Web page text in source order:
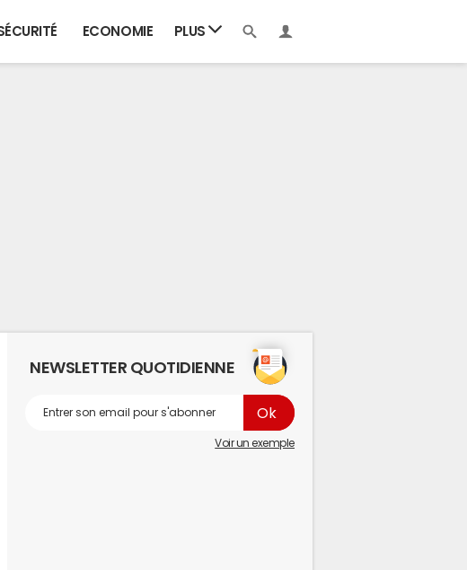
ECONOMIE PLUS
NEWSLETTER QUOTIDIENNE
Voir un exemple